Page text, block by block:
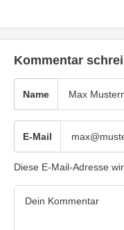
Kommentar
Name
E-Mail
Diese E-Mail-Adresse